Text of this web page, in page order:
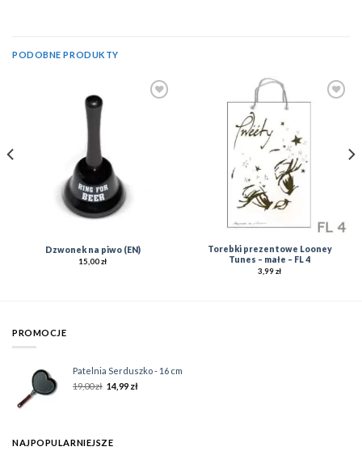
PODOBNE PRODUKTY
Dzwonek na piwo (EN)
15,00zł
Torebki prezentowe Looney
Tunes – małe – FL 4
3,99zł
PROMOCJE
Patelnia Serduszko - 16 cm
19,00zł 14,99 zł
NAJPOPULARNIEJSZE